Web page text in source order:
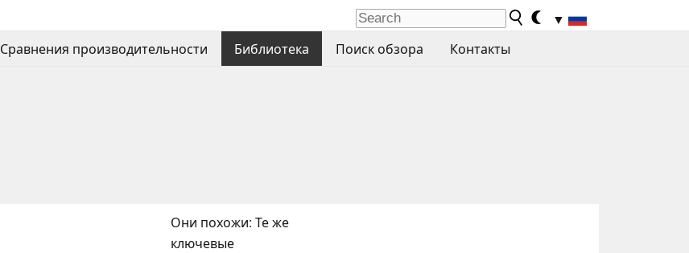
▼
Сравнения производительности Библиотека Поиск обзора Контакты
Они похожи: Те же
ключевые